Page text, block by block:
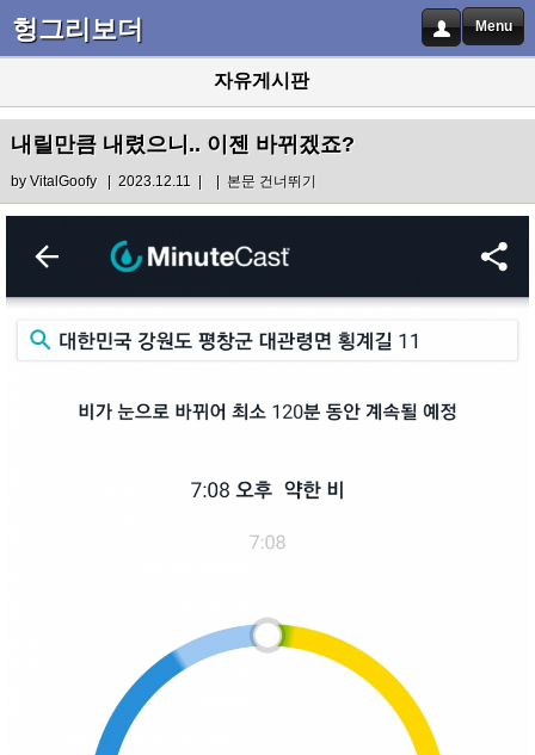
헝그리보더 Menu
자유게시판
내릴만큼 내렸으니.. 이젠 바뀌겠죠?
byVitalGoofy| 2023.12.11 | | 본문 건너뛰기